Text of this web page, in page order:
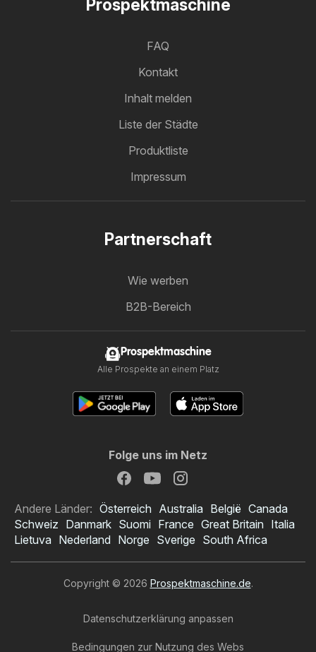
Prospektmaschine
FAQ
Kontakt
Inhalt melden
Liste der Städte
Produktliste
Impressum
Partnerschaft
Wie werben
B2B-Bereich
Prospektmaschine
Alle Prospekte an einem Platz
Folge uns im Netz
Andere Länder: Österreich Australia België Canada
Schweiz Danmark Suomi France Great Britain Italia
Lietuva Nederland Norge Sverige South Africa
Copyright © 2026 Prospektmaschine.de.
Datenschutzerklärung anpassen
Bedingungen zur Nutzung des Webs